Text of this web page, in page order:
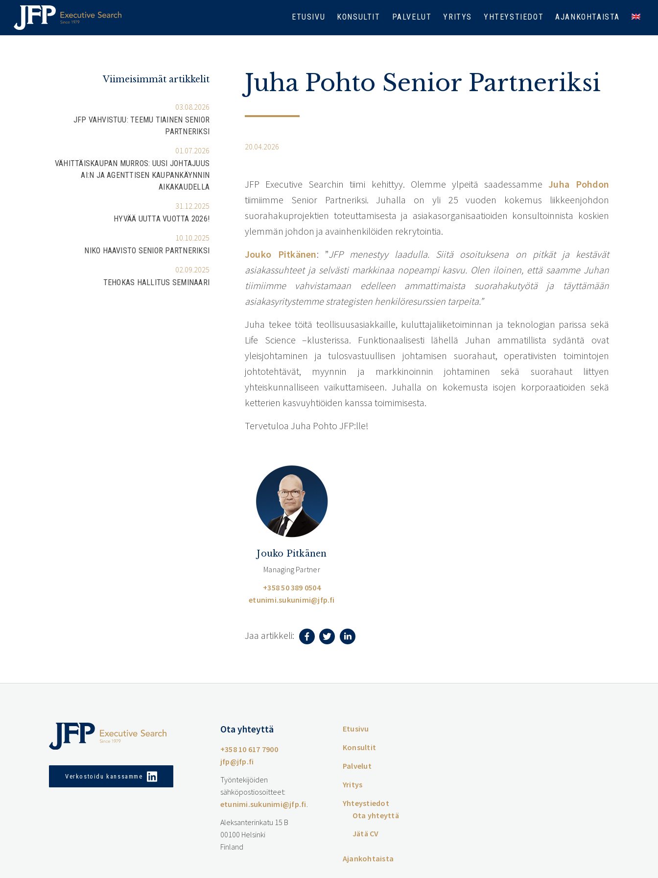
content
ETUSIVU KONSULTIT PALVELUT YRITYS YHTEYSTIEDOT AJANKOHTAISTA
Juha Pohto Senior Partneriksi
20.04.2026
JFP Executive Searchin tiimi kehittyy. Olemme ylpeitä saadessamme Juha Pohdon
tiimiimme Senior Partneriksi. Juhalla on yli 25 vuoden kokemus liikkeenjohdon
suorahakuprojektien toteuttamisesta ja asiakasorganisaatioiden konsultoinnista koskien
ylemmän johdon ja avainhenkilöiden rekrytointia.
Jouko Pitkänen: ”JFP menestyy laadulla. Siitä osoituksena on pitkät ja kestävät
asiakassuhteet ja selvästi markkinaa nopeampi kasvu. Olen iloinen, että saamme Juhan
tiimiimme vahvistamaan edelleen ammattimaista suorahakutyötä ja täyttämään
asiakasyritystemme strategisten henkilöresurssien tarpeita.”
Juha tekee töitä teollisuusasiakkaille, kuluttajaliiketoiminnan ja teknologian parissa sekä
Life Science –klusterissa. Funktionaalisesti lähellä Juhan ammatillista sydäntä ovat
yleisjohtaminen ja tulosvastuullisen johtamisen suorahaut, operatiivisten toimintojen
johtotehtävät, myynnin ja markkinoinnin johtaminen sekä suorahaut liittyen
yhteiskunnalliseen vaikuttamiseen. Juhalla on kokemusta isojen korporaatioiden sekä
ketterien kasvuyhtiöiden kanssa toimimisesta.
Tervetuloa Juha Pohto JFP:lle!
Jouko Pitkänen
Managing Partner
+358 50 389 0504
etunimi.sukunimi@jfp.fi
Jaa artikkeli:
Viimeisimmät artikkelit
03.08.2026
JFP VAHVISTUU: TEEMU TIAINEN SENIOR
PARTNERIKSI
01.07.2026
VÄHITTÄISKAUPAN MURROS: UUSI JOHTAJUUS
AI:N JA AGENTTISEN KAUPANKÄYNNIN
AIKAKAUDELLA
31.12.2025
HYVÄÄ UUTTA VUOTTA 2026!
10.10.2025
NIKO HAAVISTO SENIOR PARTNERIKSI
02.09.2025
TEHOKAS HALLITUS SEMINAARI
Verkostoidu kanssamme
Ota yhteyttä
+358 10 617 7900
jfp@jfp.fi
Työntekijöiden
sähköpostiosoitteet:
etunimi.sukunimi@jfp.fi.
Aleksanterinkatu 15 B
00100 Helsinki
Finland
Etusivu
Konsultit
Palvelut
Yritys
Yhteystiedot
Ota yhteyttä
Jätä CV
Ajankohtaista